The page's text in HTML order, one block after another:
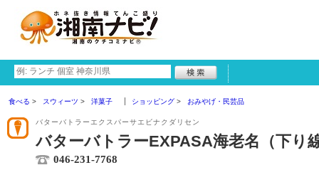
食べる スウィーツ 洋菓子 ショッピング おみやげ・民芸品
バターバトラーエクスパーサエビナクダリセン
バターバトラーEXPASA海老名（下り
046-231-7768